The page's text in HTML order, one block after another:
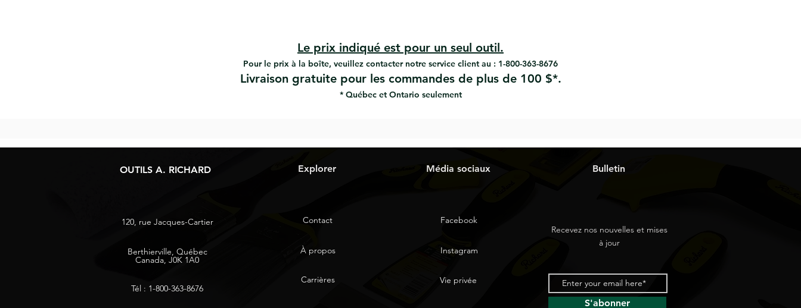
Le prix indiqué est pour un seul outil.
Pour le prix à la boîte, veuillez contacter notre service client au : 1-800-363-8676
Livraison gratuite pour les commandes de plus de 100 $*.
* Québec et Ontario seulement
OUTILS A. RICHARD
120, rue Jacques-Cartier
Berthierville, Québec
Canada, J0K 1A0
Tél : 1-800-363-8676
Explorer
Contact
À propos
Carrières
Média sociaux
Facebook
Instagram
Vie privée
Bulletin
Recevez nos nouvelles et mises
à jour
S'abonner